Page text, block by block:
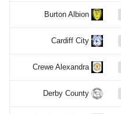
Burton Albion
Cardiff City
Crewe Alexandra
Derby County